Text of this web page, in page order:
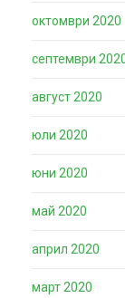
октомври 2020
септември
август 2020
юли 2020
юни 2020
май 2020
април 2020
март 2020